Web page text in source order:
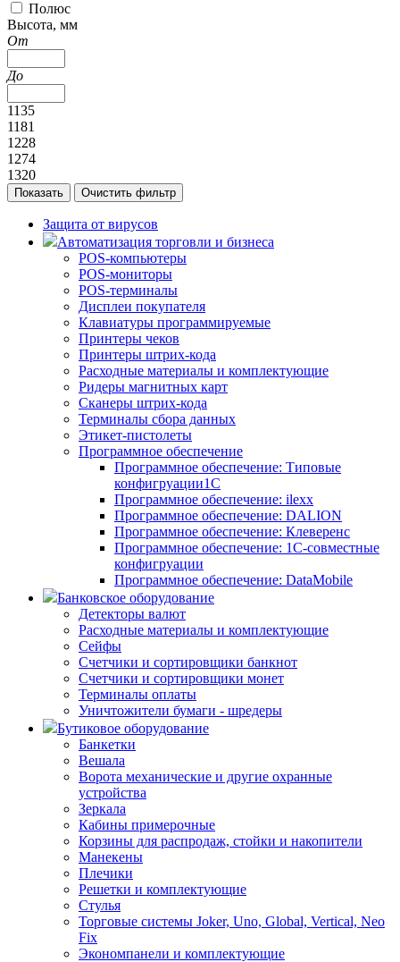
Полюс
Высота, мм
От
До
1135
1181
1228
1274
1320
Защита от вирусов
Автоматизация торговли и бизнеса
POS-компьютеры
POS-мониторы
POS-терминалы
Дисплеи покупателя
Клавиатуры программируемые
Принтеры чеков
Принтеры штрих-кода
Расходные материалы и комплектующие
Ридеры магнитных карт
Сканеры штрих-кода
Терминалы сбора данных
Этикет-пистолеты
Программное обеспечение
Программное обеспечение: Типовые
конфигруации1С
Программное обеспечение: ilexx
Программное обеспечение: DALION
Программное обеспечение: Клеверенс
Программное обеспечение: 1С-совместные
конфигруации
Программное обеспечение: DataMobile
Банковское оборудование
Детекторы валют
Расходные материалы и комплектующие
Сейфы
Счетчики и сортировщики банкнот
Счетчики и сортировщики монет
Терминалы оплаты
Уничтожители бумаги - шредеры
Бутиковое оборудование
Банкетки
Вешала
Ворота механические и другие охранные
устройства
Зеркала
Кабины примерочные
Корзины для распродаж, стойки и накопители
Манекены
Плечики
Решетки и комплектующие
Стулья
Торговые системы Joker, Uno, Global, Vertical, Neo
Fix
Экономпанели и комплектующие